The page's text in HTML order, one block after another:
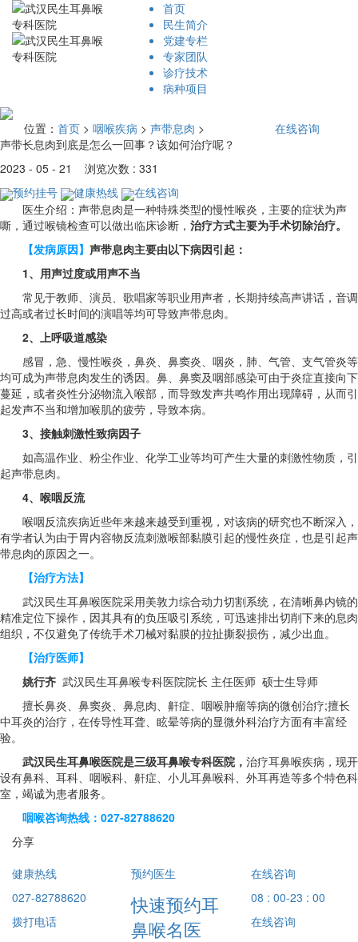
首页
民生简介
党建专栏
专家团队
诊疗技术
病种项目
位置： 首页 > 咽喉疾病 > 声带息肉 >
在线咨询
声带长息肉到底是怎么一回事？该如何治疗呢？
2023 - 05 - 21 浏览次数 : 331
预约挂号
健康热线
在线咨询
医生介绍：声带息肉是一种特殊类型的慢性喉炎，主要的症状为声
嘶，通过喉镜检查可以做出临床诊断， 治疗方式主要为手术切除治疗。
【发病原因】 声带息肉主要由以下病因引起：
1、用声过度或用声不当
常见于教师、演员、歌唱家等职业用声者，长期持续高声讲话，音调
过高或者过长时间的演唱等均可导致声带息肉。
2、上呼吸道感染
感冒，急、慢性喉炎，鼻炎、鼻窦炎、咽炎，肺、气管、支气管炎等
均可成为声带息肉发生的诱因。鼻、鼻窦及咽部感染可由于炎症直接向下
蔓延，或者炎性分泌物流入喉部，而导致发声共鸣作用出现障碍，从而引
起发声不当和增加喉肌的疲劳，导致本病。
3、接触刺激性致病因子
如高温作业、粉尘作业、化学工业等均可产生大量的刺激性物质，引
起声带息肉。
4、喉咽反流
喉咽反流疾病近些年来越来越受到重视，对该病的研究也不断深入，
有学者认为由于胃内容物反流刺激喉部黏膜引起的慢性炎症，也是引起声
带息肉的原因之一。
【治疗方法】
武汉民生耳鼻喉医院采用美敦力综合动力切割系统，在清晰鼻内镜的
精准定位下操作，因其具有的负压吸引系统，可迅速排出切削下来的息肉
组织，不仅避免了传统手术刀械对黏膜的拉扯撕裂损伤，减少出血。
【治疗医师】
姚行齐 武汉民生耳鼻喉专科医院院长 主任医师 硕士生导师
擅长鼻炎、鼻窦炎、鼻息肉、鼾症、咽喉肿瘤等病的微创治疗;擅长
中耳炎的治疗，在传导性耳聋、眩晕等病的显微外科治疗方面有丰富经
验。
武汉民生耳鼻喉医院是三级耳鼻喉专科医院， 治疗耳鼻喉疾病，现开
设有鼻科、耳科、咽喉科、鼾症、小儿耳鼻喉科、外耳再造等多个特色科
室，竭诚为患者服务。
咽喉咨询热线：027-82788620
分享
健康热线
027-82788620
拨打电话
预约医生
快速预约耳
鼻喉名医
在线咨询
08 : 00-23 : 00
在线咨询